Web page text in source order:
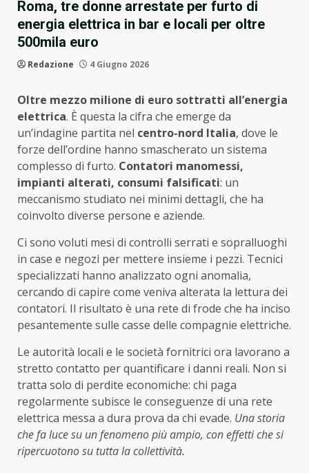
Roma, tre donne arrestate per furto di
energia elettrica in bar e locali per oltre
500mila euro
Redazione 4 Giugno 2026
Oltre mezzo milione di euro sottratti all’energia
elettrica. È questa la cifra che emerge da
un’indagine partita nel centro-nord Italia, dove le
forze dell’ordine hanno smascherato un sistema
complesso di furto. Contatori manomessi,
impianti alterati, consumi falsificati: un
meccanismo studiato nei minimi dettagli, che ha
coinvolto diverse persone e aziende.
Ci sono voluti mesi di controlli serrati e sopralluoghi
in case e negozi per mettere insieme i pezzi. Tecnici
specializzati hanno analizzato ogni anomalia,
cercando di capire come veniva alterata la lettura dei
contatori. Il risultato è una rete di frode che ha inciso
pesantemente sulle casse delle compagnie elettriche.
Le autorità locali e le società fornitrici ora lavorano a
stretto contatto per quantificare i danni reali. Non si
tratta solo di perdite economiche: chi paga
regolarmente subisce le conseguenze di una rete
elettrica messa a dura prova da chi evade. Una storia
che fa luce su un fenomeno più ampio, con effetti che si
ripercuotono su tutta la collettività.